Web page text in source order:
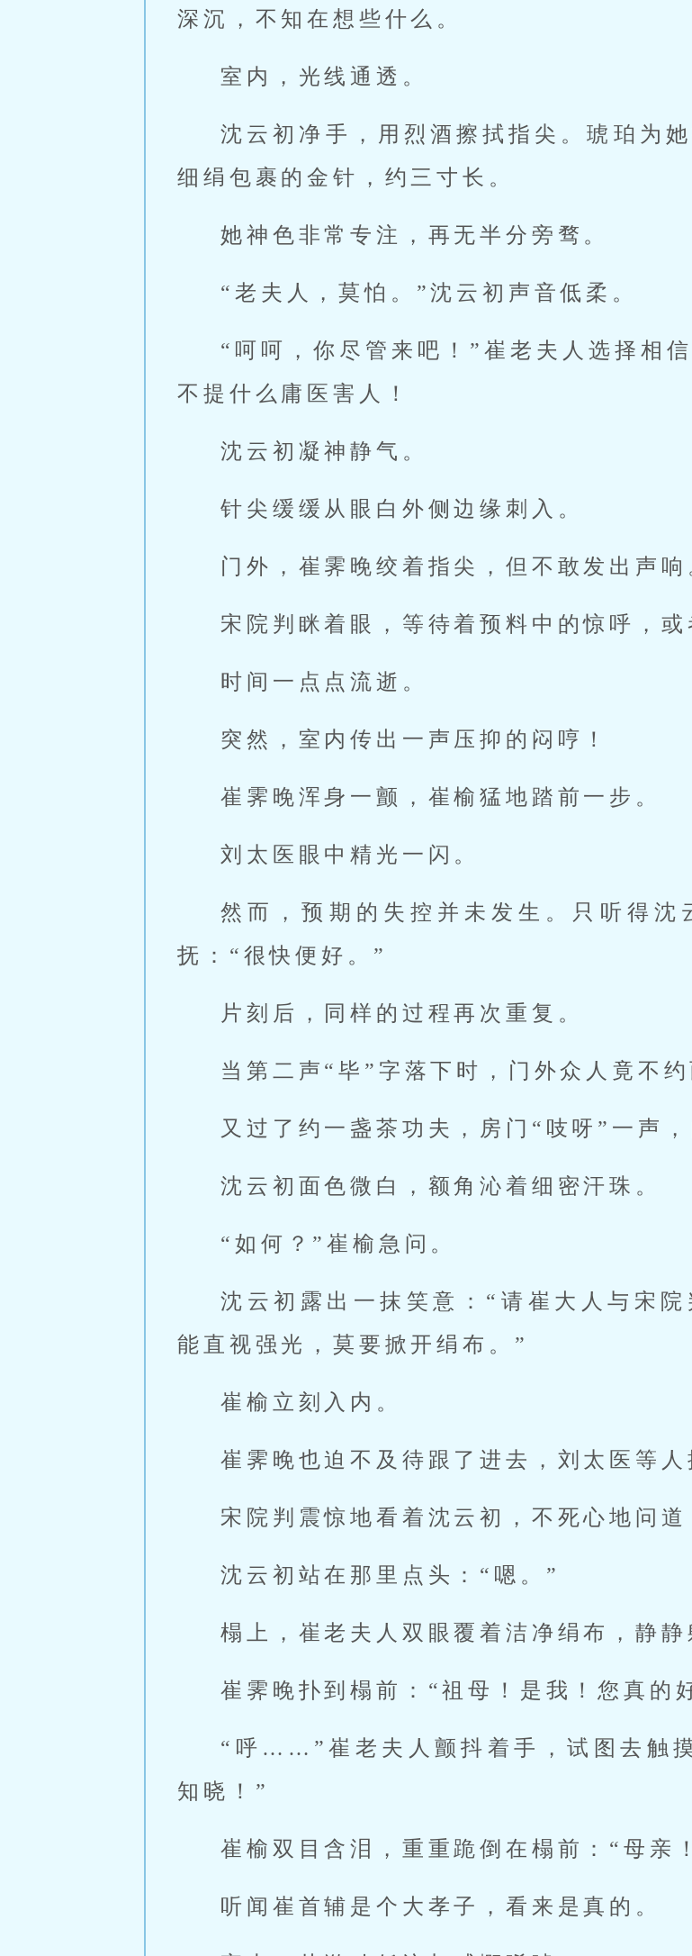
深沉，不知在想些什么。
室内，光线通透。
沈云初净手，用烈酒擦拭指尖。琥珀为
细绢包裹的金针，约三寸长。
她神色非常专注，再无半分旁骛。
“老夫人，莫怕。”沈云初声音低柔。
“呵呵，你尽管来吧！”崔老夫人选择相
不提什么庸医害人！
沈云初凝神静气。
针尖缓缓从眼白外侧边缘刺入。
门外，崔霁晚绞着指尖，但不敢发出声响
宋院判眯着眼，等待着预料中的惊呼，或
时间一点点流逝。
突然，室内传出一声压抑的闷哼！
崔霁晚浑身一颤，崔榆猛地踏前一步。
刘太医眼中精光一闪。
然而，预期的失控并未发生。只听得沈
抚：“很快便好。”
片刻后，同样的过程再次重复。
当第二声“毕”字落下时，门外众人竟不
又过了约一盏茶功夫，房门“吱呀”一声，
沈云初面色微白，额角沁着细密汗珠。
“如何？”崔榆急问。
沈云初露出一抹笑意：“请崔大人与宋
能直视强光，莫要掀开绢布。”
崔榆立刻入内。
崔霁晚也迫不及待跟了进去，刘太医等人
宋院判震惊地看着沈云初，不死心地问道
沈云初站在那里点头：“嗯。”
榻上，崔老夫人双眼覆着洁净绢布，静静
崔霁晚扑到榻前：“祖母！是我！您真的
“呼……”崔老夫人颤抖着手，试图去触
知晓！”
崔榆双目含泪，重重跪倒在榻前：“母
听闻崔首辅是个大孝子，看来是真的。